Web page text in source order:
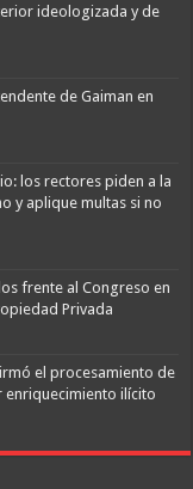
ideologizada y de
de Gaiman en
los rectores piden a la
y aplique multas si no
frente al Congreso en
Privada
el procesamiento de
enriquecimiento ilícito